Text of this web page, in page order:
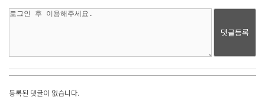
댓글등록
등록된 댓글이 없습니다.